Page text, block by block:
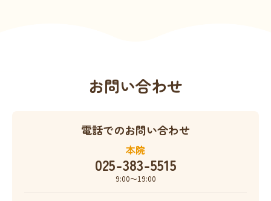
お問い合わせ
電話でのお問い合わせ
本院
025-383-5515
9:00〜19:00